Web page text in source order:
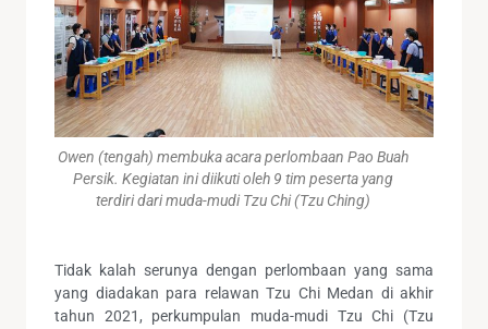
Owen (tengah) membuka acara perlombaan Pao Buah
Persik. Kegiatan ini diikuti oleh 9 tim peserta yang
terdiri dari muda-mudi Tzu Chi (Tzu Ching)
Tidak kalah serunya dengan perlombaan yang sama
yang diadakan para relawan Tzu Chi Medan di akhir
tahun 2021, perkumpulan muda-mudi Tzu Chi (Tzu